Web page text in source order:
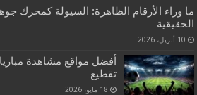
ما وراء الأرقام الظاهرة: السيولة كمحرك
الحقيقية
10 أبريل، 2026
أفضل مواقع مشاهدة
تقطيع
18 مايو، 2026